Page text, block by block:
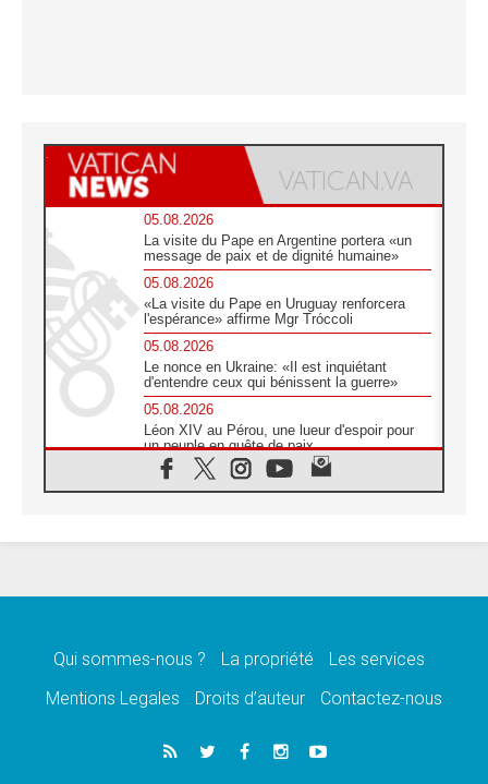
05.08.2026
La visite du Pape en Argentine portera «un
message de paix et de dignité humaine»
05.08.2026
«La visite du Pape en Uruguay renforcera
l'espérance» affirme Mgr Tróccoli
05.08.2026
Le nonce en Ukraine: «Il est inquiétant
d'entendre ceux qui bénissent la guerre»
05.08.2026
Léon XIV au Pérou, une lueur d'espoir pour
un peuple en quête de paix
05.08.2026
SCEAM: L'Église en Afrique vers
en Argentine et au Pérou
Audience générale: la prière est un acte
d'espérance
04.08.2026
Léon XIV invite les Chevaliers de Colomb à
Qui sommes-nous ? La propriété
Les services
Mentions Legales
Droits d’auteur Contactez-nous